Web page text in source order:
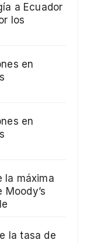
a Ecuador
los
en
en
la máxima
la tasa de